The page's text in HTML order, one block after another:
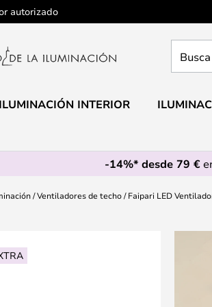
autorizado
aquí
ILUMINACIÓN INTERIOR
-14%* desde 79 €
Ventiladores de techo Faipari LED